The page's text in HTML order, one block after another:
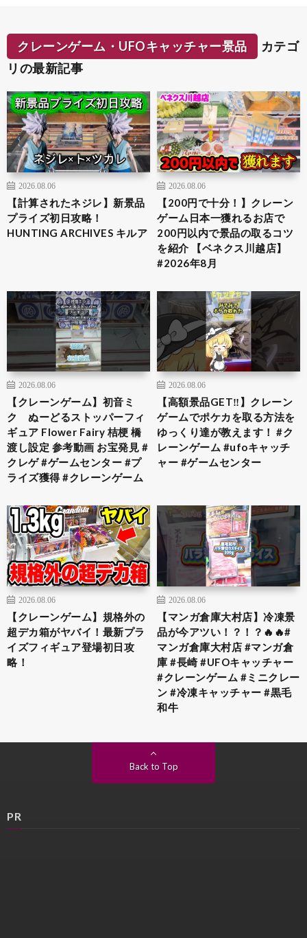
クレーンゲーム・UFOキャッチャー景品
カテゴ
リの最新記事
2026.08.06
【計算されたネジレ】新景品
プライズ初日攻略！
HUNTING ARCHIVES キルア
2026.08.06
【200円で十分！】クレーン
ゲーム日本一獲れるお店で
200円以内で景品の取るコツ
を紹介 【ベネクス川越店】
#2026年8月
2026.08.06
【クレーンゲーム】初音ミ
ク ぬーどるストッパーフィ
ギュア Flower Fairy 桔梗 橋
渡し設定 参考動画 お宝発見 #
クレゲ #ゲームセンター #プ
ライズ獲得 #クレーンゲーム
2026.08.06
【高額景品GET‼️】クレーン
ゲームでポケカを取る方法を
ゆっくり達が教えます！ #ク
レーンゲーム #ufoキャッチ
ャー #ゲームセンター
2026.08.06
【クレーンゲーム】規格外の
超デカ箱がヤバイ！最新プラ
イズフィギュア登場初日攻
略！
2026.08.06
【マンガ倉庫大村店】冷凍景
品が今アツい！？！？🔥🔥#
マンガ倉庫大村店 #マンガ倉
庫 #長崎 #UFOキャッチャー
#クレーンゲーム #ミニクレー
ン #冷凍キャッチャー #黒毛
和牛
Back to Top
PR